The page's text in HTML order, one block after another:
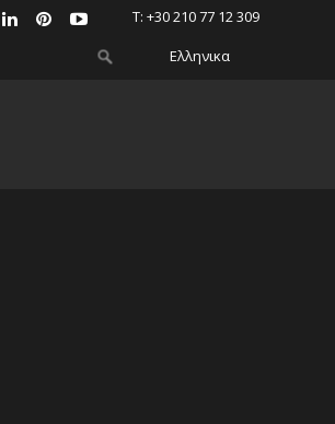
Τ: +30 210 77 12 309
Ελληνικα